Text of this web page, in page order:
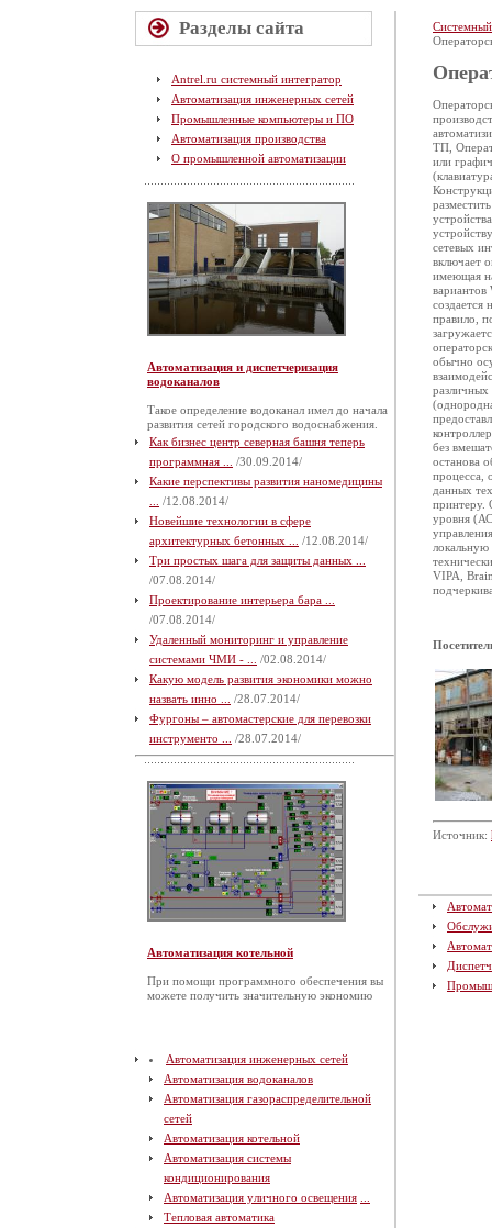
Разделы сайта
Antrel.ru системный интегратор
Автоматизация инженерных сетей
Промышленные компьютеры и ПО
Автоматизация производства
О промышленной автоматизации
Автоматизация и диспетчеризация
водоканалов
Такое определение водоканал имел до начала
развития сетей городского водоснабжения.
Как бизнес центр северная башня теперь
программная ...
/30.09.2014/
Какие перспективы развития наномедицины
/12.08.2014/
Новейшие технологии в сфере
архитектурных бетонных ...
/12.08.2014/
Три простых шага для защиты данных ...
/07.08.2014/
Проектирование интерьера бара ...
/07.08.2014/
Удаленный мониторинг и управление
системами ЧМИ - ...
/02.08.2014/
Какую модель развития экономики можно
назвать инно ...
/28.07.2014/
Фургоны – автомастерские для перевозки
инструменто ...
/28.07.2014/
Автоматизация котельной
При помощи программного обеспечения вы
можете получить значительную экономию
Автоматизация инженерных сетей
Автоматизация водоканалов
Автоматизация газораспределительной
сетей
Автоматизация котельной
Автоматизация системы
кондиционирования
Автоматизация уличного освещения
Тепловая автоматика
ТП,
или
сетевых
включает
имеющая
вариантов
правило,
обычно
различных
без
останова
процесса,
данных
принтеру.
уровня
VIPA,
Источник: